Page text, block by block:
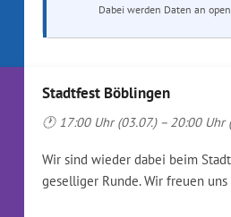
Dabei werden Daten an
Stadtfest Böblingen
🕐 17:00 Uhr (03.07.) – 20:00 Uhr
Wir sind wieder dabei beim
geselliger Runde. Wir freuen